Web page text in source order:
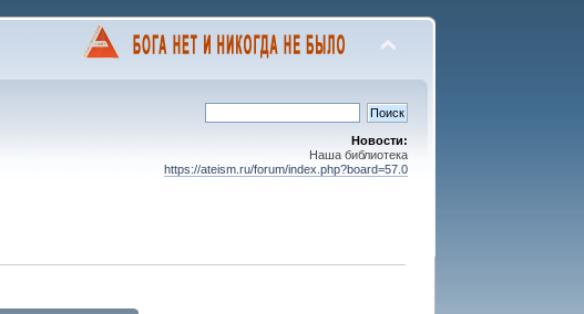
Новости:
Наша библиотека
https://ateism.ru/forum/index.php?board=57.0